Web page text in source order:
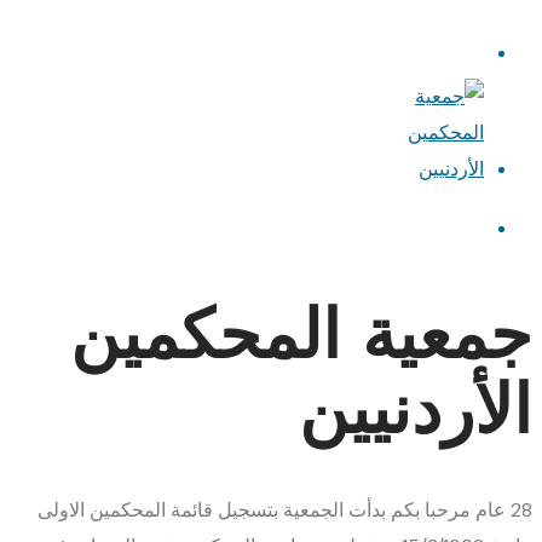
جمعية المحكمين
الأردنيين
28 عام مرحبا بكم بدأت الجمعية بتسجيل قائمة المحكمين الاولى